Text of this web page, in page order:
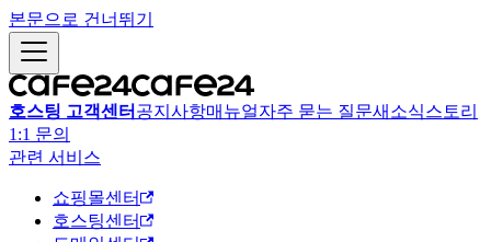
본문으로 건너뛰기
호스팅 고객센터 공지사항매뉴얼자주 묻는 질문새소식스토리
1:1 문의
관련 서비스
쇼핑몰센터
호스팅센터